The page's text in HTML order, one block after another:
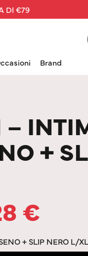
DI €79
Brand
–
+
€
+ SLIP NERO L/XL